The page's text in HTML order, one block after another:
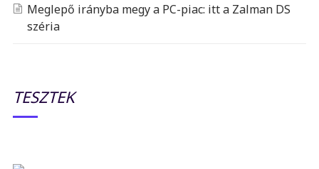
Meglepő irányba megy a PC-piac: itt a Zalman DS
széria
TESZTEK